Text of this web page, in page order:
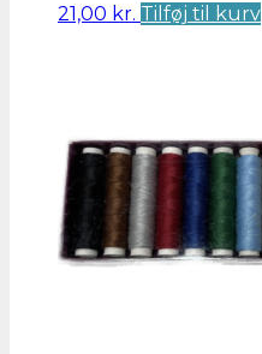
21,00 kr. Tilføj til kurv